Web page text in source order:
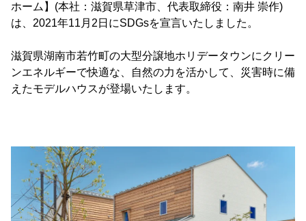
ホーム】(本社：滋賀県草津市、代表取締役：南井 崇作)
は、2021年11月2日にSDGsを宣言いたしました。
滋賀県湖南市若竹町の大型分譲地ホリデータウンにクリー
ンエネルギーで快適な、自然の力を活かして、災害時に備
えたモデルハウスが登場いたします。